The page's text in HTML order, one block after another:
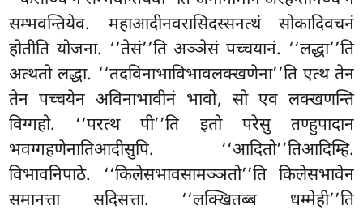
सम्भवन्तियेव. महाआदीनवरासिदस्सनत्थं सोकादिवचनं
होतीति योजना. ‘‘तेसं’’ति अञ्ञेसं पच्चयानं. ‘‘लद्धा’’ति
अत्थतो लद्धा. ‘‘तदविनाभाविभावलक्खणेना’’ति एत्थ तेन
तेन पच्चयेन अविनाभावीनं भावो, सो एव लक्खणन्ति
विग्गहो. ‘‘परत्थ पी’’ति इतो परेसु तण्हुपादान
भवग्गहणेनातिआदीसुपि. ‘‘आदितो’’तिआदिम्हि.
विभावनिपाठे. ‘‘किलेसभावसामञ्ञतो’’ति किलेसभावेन
समानत्ता सदिसत्ता. ‘‘लक्खितब्ब धम्मेही’’ति